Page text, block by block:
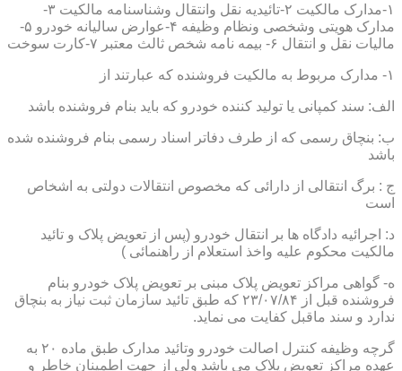
۱-مدارک مالکیت ۲-تائیدیه نقل وانتقال وشناسنامه مالکیت ۳-
مدارک هویتی وشخصی ونظام وظیفه ۴-عوارض سالیانه خودرو ۵-
مالیات نقل و انتقال ۶- بیمه نامه شخص ثالث معتبر ۷-کارت سوخت
۱- مدارک مربوط به مالکیت فروشنده که عبارتند از
الف: سند کمپانی یا تولید کننده خودرو که باید بنام فروشنده باشد
ب: بنچاق رسمی که از طرف دفاتر اسناد رسمی بنام فروشنده شده
باشد
ج : برگ انتقالی از دارائی که مخصوص انتقالات دولتی به اشخاص
است
د: اجرائیه دادگاه ها بر انتقال خودرو (پس از تعویض پلاک و تائید
مالکیت محکوم علیه واخذ استعلام از راهنمائی )
ه- گواهی مراکز تعویض پلاک مبنی بر تعویض پلاک خودرو بنام
فروشنده قبل از ۲۳/۰۷/۸۴ که طبق تائید سازمان ثبت نیاز به بنچاق
ندارد و سند ماقبل کفایت می نماید.
گرچه وظیفه کنترل اصالت خودرو وتائید مدارک طبق ماده ۲۰ به
عهده مراکز تعویض پلاک می باشد ولی از جهت اطمینان خاطر و